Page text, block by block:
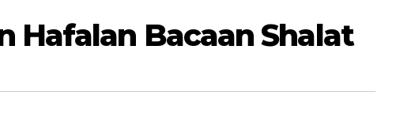
Hafalan Bacaan Shalat